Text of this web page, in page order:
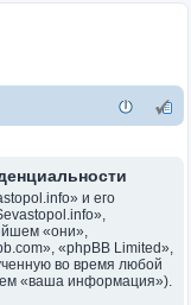
и его
«они»,
«phpBB Limited»,
во время любой
«ваша информация»).